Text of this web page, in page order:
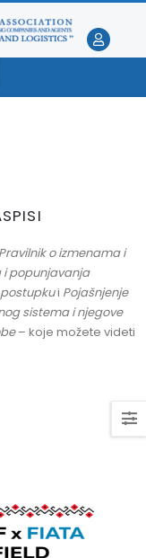
Pravilnik o izmenama i
i popunjavanja
i Pojašnjenje
sistema i njegove
– koje možete videti
UC – 07.07.2026.
za spoljnotrgovinsko
za carinske
– 01.07.2026.
UC – 30.06.2026.